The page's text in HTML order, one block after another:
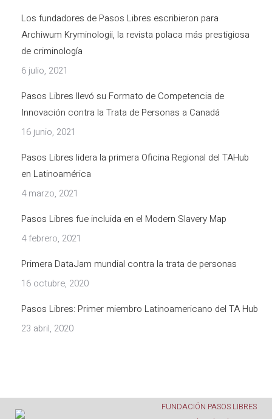
Los fundadores de Pasos Libres escribieron para
Archiwum Kryminologii, la revista polaca más prestigiosa
de criminología
6 julio, 2021
Pasos Libres llevó su Formato de Competencia de
Innovación contra la Trata de Personas a Canadá
16 junio, 2021
Pasos Libres lidera la primera Oficina Regional del TAHub
en Latinoamérica
4 marzo, 2021
Pasos Libres fue incluida en el Modern Slavery Map
4 febrero, 2021
Primera DataJam mundial contra la trata de personas
16 octubre, 2020
Pasos Libres: Primer miembro Latinoamericano del TA Hub
23 abril, 2020
FUNDACIÓN PASOS LIBRES